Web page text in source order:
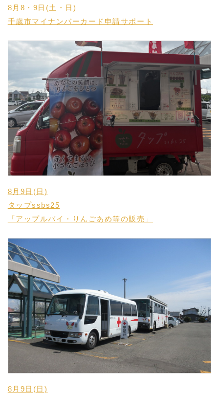
8月8・9日(土・日)
千歳市マイナンバーカード申請サポート
8月9日(日)
タップssbs25
「アップルパイ・りんごあめ等の販売」
8月9日(日)